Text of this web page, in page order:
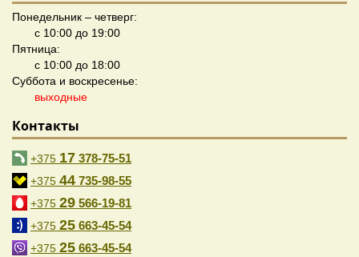
Понедельник – четверг:
с 10:00 до 19:00
Пятница:
с 10:00 до 18:00
Суббота и воскресенье:
выходные
Контакты
+375 17 378-75-51
+375 44 735-98-55
+375 29 566-19-81
+375 25 663-45-54
+375 25 663-45-54